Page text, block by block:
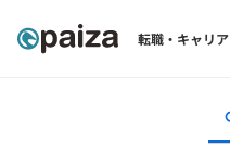
転職・キャリア